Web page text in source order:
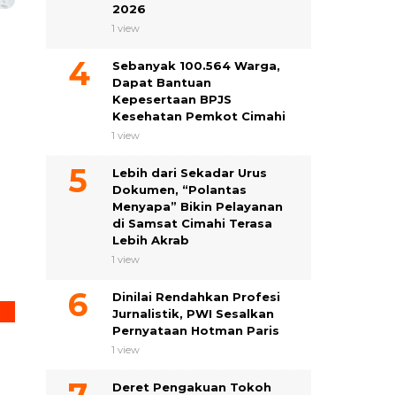
2026
1 view
Sebanyak 100.564 Warga,
Dapat Bantuan
Kepesertaan BPJS
Kesehatan Pemkot Cimahi
1 view
Lebih dari Sekadar Urus
Dokumen, “Polantas
Menyapa” Bikin Pelayanan
di Samsat Cimahi Terasa
Lebih Akrab
1 view
Dinilai Rendahkan Profesi
Jurnalistik, PWI Sesalkan
Pernyataan Hotman Paris
1 view
Deret Pengakuan Tokoh